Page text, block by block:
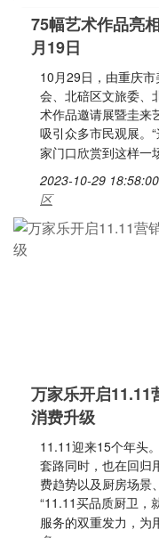
75幅艺术作品亮
月19日
10月29日，由重庆
会、北碚区文旅委、
术作品邀请展暨圭来
吸引众多市民观展。
家门口欣赏到这样一
2023-10-29 18:58:00
区
万家乐开启11.11
消费升级
11.11迎来15个年头
套路同时，也在回归
费趋势以及厨房场景
“11.11买品质厨卫，
服务的双重发力，为